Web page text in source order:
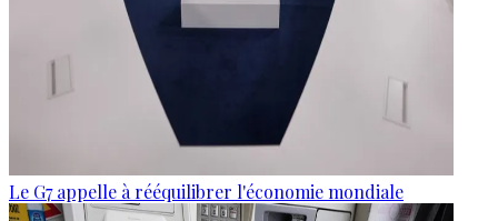
Le G7 appelle à rééquilibrer l'économie mondiale